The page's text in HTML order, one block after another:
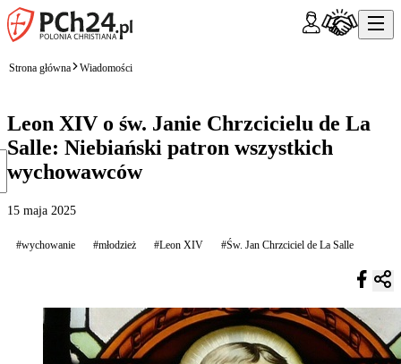
Strona główna Wiadomości
Leon XIV o św. Janie Chrzcicielu de La
Salle: Niebiański patron wszystkich
wychowawców
15 maja 2025
#wychowanie #młodzież #Leon XIV #Św. Jan Chrzciciel de La Salle